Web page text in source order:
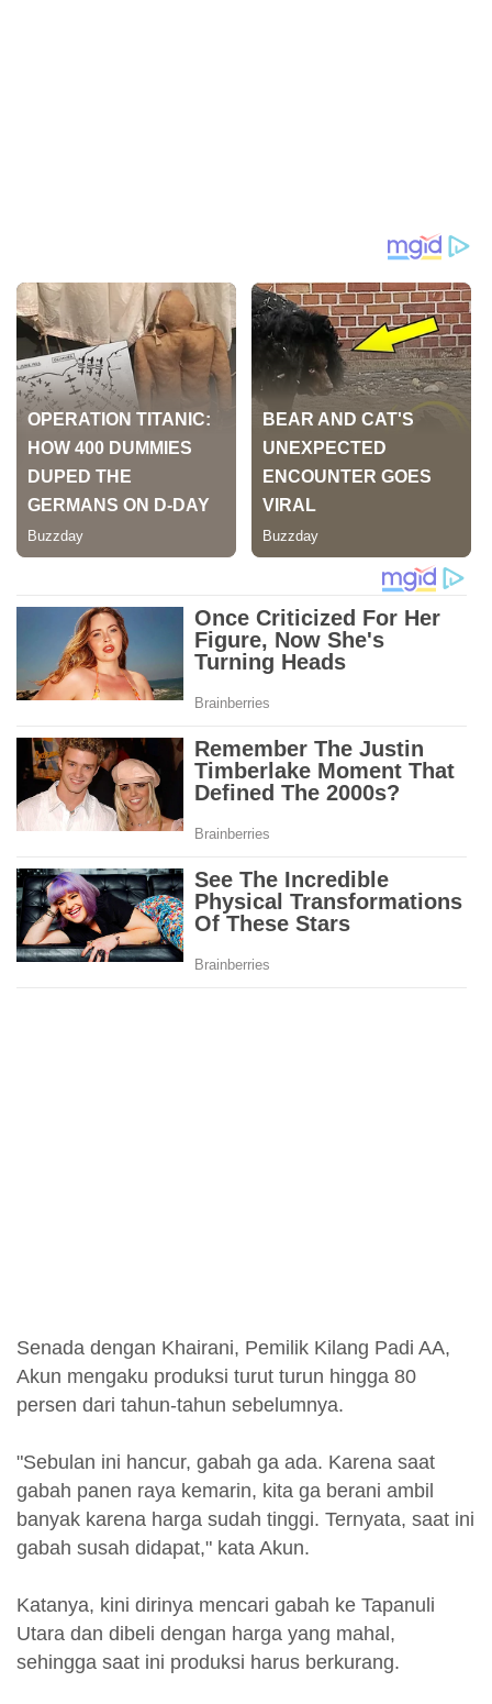
Senada dengan Khairani, Pemilik Kilang Padi AA,
Akun mengaku produksi turut turun hingga 80
persen dari tahun-tahun sebelumnya.
"Sebulan ini hancur, gabah ga ada. Karena saat
gabah panen raya kemarin, kita ga berani ambil
banyak karena harga sudah tinggi. Ternyata, saat ini
gabah susah didapat," kata Akun.
Katanya, kini dirinya mencari gabah ke Tapanuli
Utara dan dibeli dengan harga yang mahal,
sehingga saat ini produksi harus berkurang.